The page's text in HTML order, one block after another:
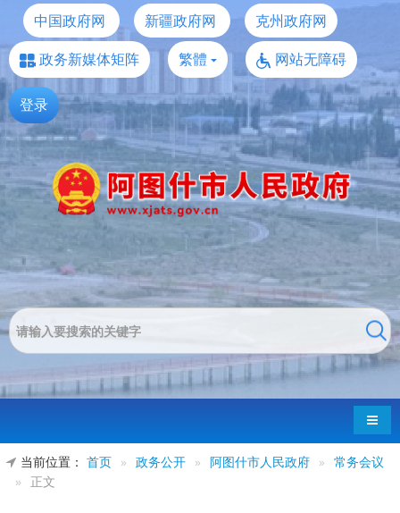
中国政府网 新疆政府网
克州政府网
政务新媒体矩阵
繁體 网站无障碍
登录
导航
当前位置： 首页 » 政务公开 » 阿图什市人民政府 » 常务会议
»
正文